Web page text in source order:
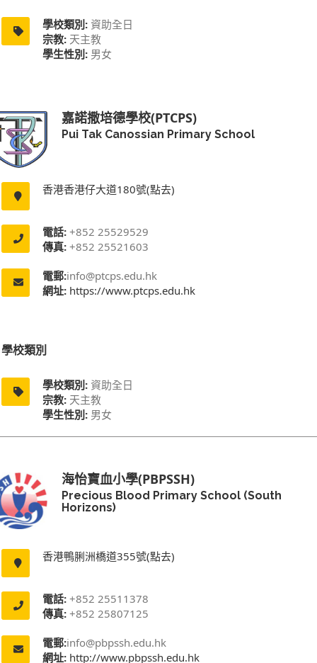
學校類別: 資助全日
宗教: 天主教
學生性別: 男女
嘉諾撒培德學校(PTCPS)
Pui Tak Canossian Primary School
香港香港仔大道180號(點去)
電話: +852 25529529
傳真: +852 25521603
電郵:info@ptcps.edu.hk
網址: https://www.ptcps.edu.hk
學校類別
學校類別: 資助全日
宗教: 天主教
學生性別: 男女
海怡寶血小學(PBPSSH)
Precious Blood Primary School (South
Horizons)
香港鴨脷洲橋道355號(點去)
電話: +852 25511378
傳真: +852 25807125
電郵:info@pbpssh.edu.hk
網址: http://www.pbpssh.edu.hk